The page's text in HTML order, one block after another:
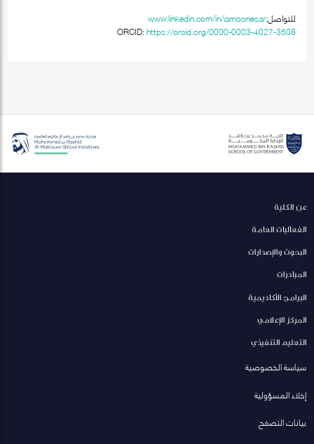
للتواصل:www.linkedin.com/in/iamoonesar
ORCID:https://orcid.org/0000-0003-4027-3508
عن الكلية
الفعاليات العامة
البحوث والإصدارات
المبادرات
البرامج الأكاديمية
المركز الإعلامي
التعليم التنفيذي
سياسة الخصوصية
إخلاء المسؤولية
بيانات التصفح